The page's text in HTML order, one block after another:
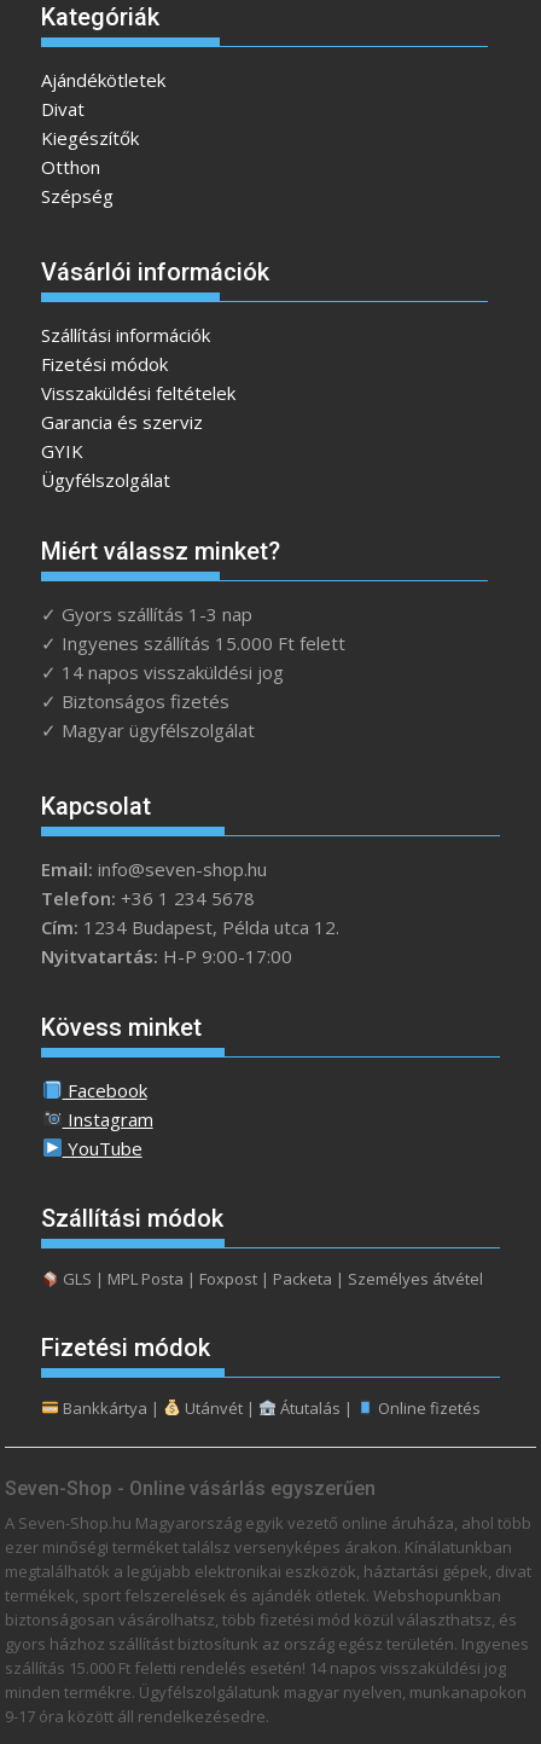
Kategóriák
Ajándékötletek
Divat
Kiegészítők
Otthon
Szépség
Vásárlói információk
Szállítási információk
Fizetési módok
Visszaküldési feltételek
Garancia és szerviz
GYIK
Ügyfélszolgálat
Miért válassz minket?
✓ Gyors szállítás 1-3 nap
✓ Ingyenes szállítás 15.000 Ft felett
✓ 14 napos visszaküldési jog
✓ Biztonságos fizetés
✓ Magyar ügyfélszolgálat
Kapcsolat
Email: info@seven-shop.hu
Telefon: +36 1 234 5678
Cím: 1234 Budapest, Példa utca 12.
Nyitvatartás: H-P 9:00-17:00
Kövess minket
Facebook
Instagram
YouTube
Szállítási módok
GLS | MPL Posta | Foxpost | Packeta | Személyes átvétel
Fizetési módok
Bankkártya | Utánvét | Átutalás | Online fizetés
Seven-Shop - Online vásárlás egyszerűen
A Seven-Shop.hu Magyarország egyik vezető online áruháza, ahol több
ezer minőségi terméket találsz versenyképes árakon. Kínálatunkban
megtalálhatók a legújabb elektronikai eszközök, háztartási gépek, divat
termékek, sport felszerelések és ajándék ötletek. Webshopunkban
biztonságosan vásárolhatsz, több fizetési mód közül választhatsz, és
gyors házhoz szállítást biztosítunk az ország egész területén. Ingyenes
szállítás 15.000 Ft feletti rendelés esetén! 14 napos visszaküldési jog
minden termékre. Ügyfélszolgálatunk magyar nyelven, munkanapokon
9-17 óra között áll rendelkezésedre.